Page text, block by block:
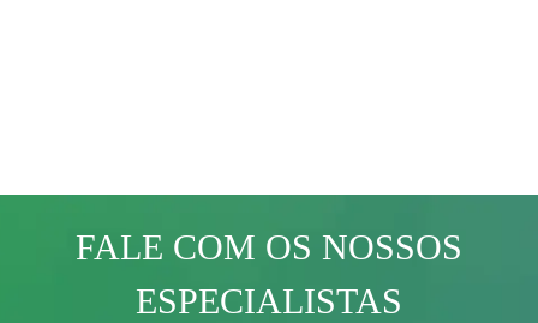
FALE COM OS NOSSOS
ESPECIALISTAS